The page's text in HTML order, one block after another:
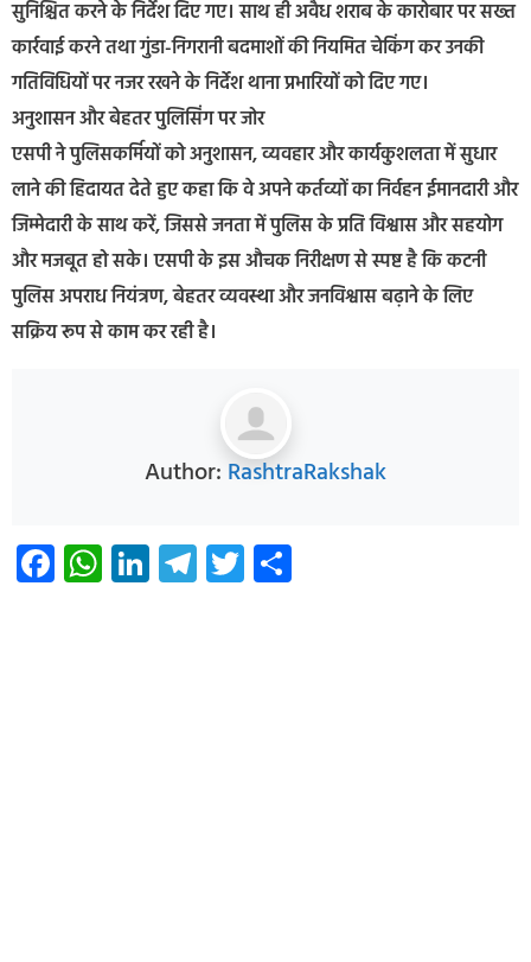
सुनिश्चित करने के निर्देश दिए गए। साथ ही अवैध शराब के कारोबार पर सख्त
कार्रवाई करने तथा गुंडा-निगरानी बदमाशों की नियमित चेकिंग कर उनकी
गतिविधियों पर नजर रखने के निर्देश थाना प्रभारियों को दिए गए।
अनुशासन और बेहतर पुलिसिंग पर जोर
एसपी ने पुलिसकर्मियों को अनुशासन, व्यवहार और कार्यकुशलता में सुधार
लाने की हिदायत देते हुए कहा कि वे अपने कर्तव्यों का निर्वहन ईमानदारी और
जिम्मेदारी के साथ करें, जिससे जनता में पुलिस के प्रति विश्वास और सहयोग
और मजबूत हो सके। एसपी के इस औचक निरीक्षण से स्पष्ट है कि कटनी
पुलिस अपराध नियंत्रण, बेहतर व्यवस्था और जनविश्वास बढ़ाने के लिए
सक्रिय रूप से काम कर रही है।
Author: RashtraRakshak
Facebook
WhatsApp
LinkedIn
Telegram
Twitter